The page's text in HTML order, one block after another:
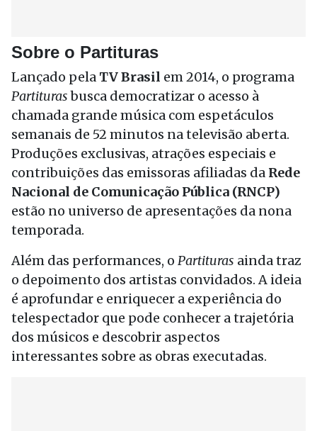
Sobre o Partituras
Lançado pela TV Brasil em 2014, o programa
Partiturasbusca democratizar o acesso à
chamada grande música com espetáculos
semanais de 52 minutos na televisão aberta.
Produções exclusivas, atrações especiais e
contribuições das emissoras afiliadas da Rede
Nacional de Comunicação Pública (RNCP)
estão no universo de apresentações da nona
temporada.
Além das performances, o Partituras ainda traz
o depoimento dos artistas convidados. A ideia
é aprofundar e enriquecer a experiência do
telespectador que pode conhecer a trajetória
dos músicos e descobrir aspectos
interessantes sobre as obras executadas.